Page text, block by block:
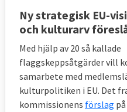
Ny strategisk EU-
och kulturarv
Med hjälp av 20 så kallade
flaggskeppsåtgärder vill
samarbete med
kulturpolitiken i EU. Det
kommissionens förslag